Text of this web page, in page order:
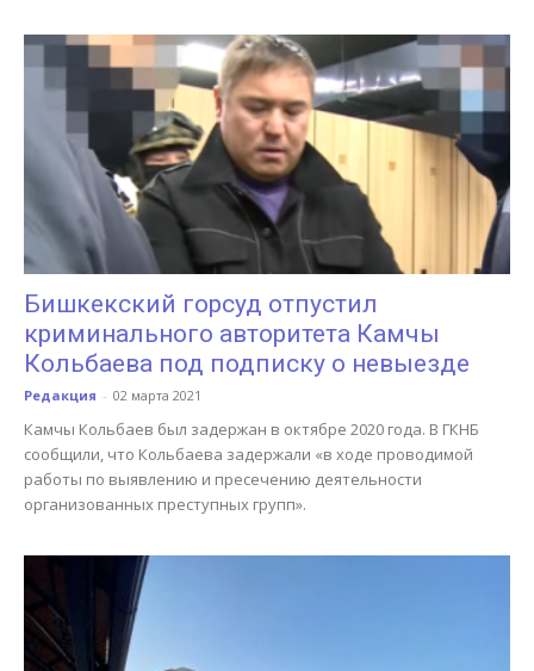
Бишкекский горсуд отпустил
криминального авторитета Камчы
Кольбаева под подписку о невыезде
Редакция - 02 марта 2021
Камчы Кольбаев был задержан в октябре 2020 года. В ГКНБ
сообщили, что Кольбаева задержали «в ходе проводимой
работы по выявлению и пресечению деятельности
организованных преступных групп».